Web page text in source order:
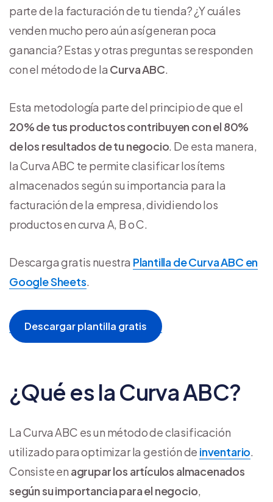
parte de la facturación de tu tienda? ¿Y cuáles
venden mucho pero aún así generan poca
ganancia? Estas y otras preguntas se responden
con el método de la Curva ABC.
Esta metodología parte del principio de que el
20% de tus productos contribuyen con el 80%
de los resultados de tu negocio. De esta manera,
la Curva ABC te permite clasificar los ítems
almacenados según su importancia para la
facturación de la empresa, dividiendo los
productos en curva A, B o C.
Descarga gratis nuestra Plantilla de Curva ABC en
Google Sheets.
Descargar plantilla gratis
¿Qué es la Curva ABC?
La Curva ABC es un método de clasificación
utilizado para optimizar la gestión de inventario.
Consiste en agrupar los artículos almacenados
según su importancia para el negocio,